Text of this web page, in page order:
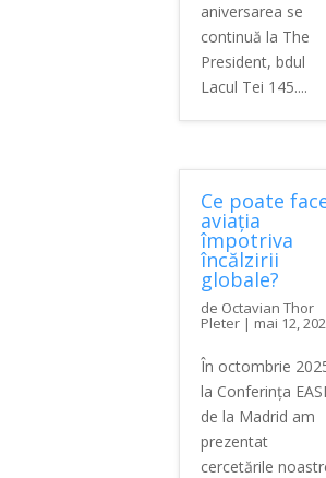
aniversarea se
continuă la The
President, bdul
Lacul Tei 145....
Ce poate
aviația
împotriva
încălzirii
globale?
de Octavian Thor
Pleter| mai 12,
În octombrie
la Conferința
de la Madrid am
prezentat
cercetările